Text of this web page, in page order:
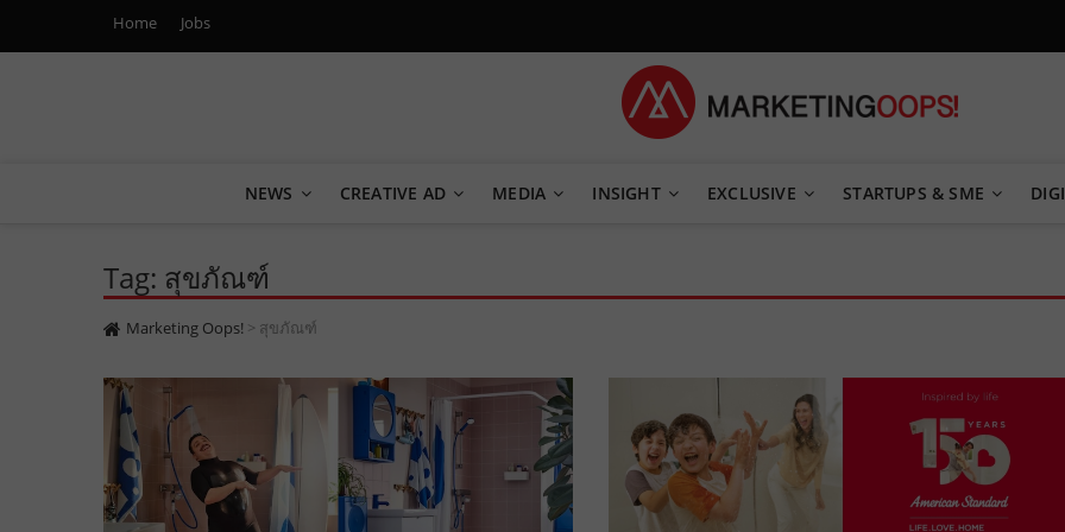
Home Jobs
Marketing Oops!
NEWS CREATIVE AD MEDIA INSIGHT EXCLUSIVE STARTUPS & SME
Tag: สุขภัณฑ์
Marketing Oops! > สุขภัณฑ์